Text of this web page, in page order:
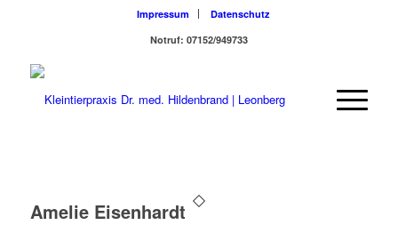
Impressum
Datenschutz
Notruf: 07152/949733
Amelie Eisenhardt